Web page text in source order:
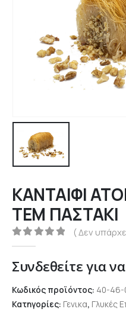
ΚΑΝΤΑΙΦΙ
ΤΕΜ ΠΑΣΤΑΚΙ
0out of 5
( Δεν
Συνδεθείτε για
Κωδικός προϊόντος: 40-46-
Κατηγορίες: Γενικα, Γλυκές